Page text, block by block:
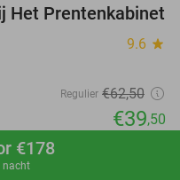
€178
nacht
37%
Het Prentenkabinet
9.6 star
Regulier €62,50
€39,50